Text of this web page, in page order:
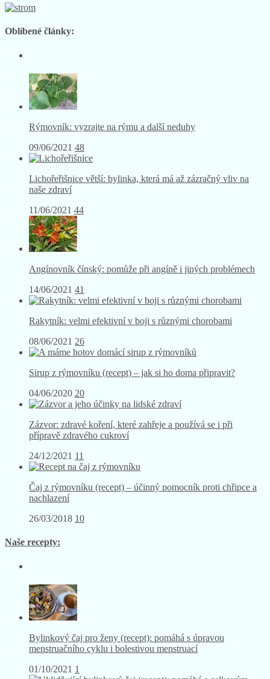
YouTube
Rýmovník: vyzrajte na rýmu a další neduhy
09/06/2021 48
Lichořeřišnice větší: bylinka, která má až zázračný vliv na
naše zdraví
11/06/2021 44
Angínovník čínský: pomůže při angíně i jiných problémech
14/06/2021 41
Rakytník: velmi efektivní v boji s různými chorobami
08/06/2021 26
Sirup z rýmovníku (recept) – jak si ho doma připravit?
04/06/2020 20
Zázvor: zdravé koření, které zahřeje a používá se i při
přípravě zdravého cukroví
24/12/2021 11
Čaj z rýmovníku (recept) – účinný pomocník proti chřipce a
nachlazení
Bylinkový čaj pro ženy (recept): pomáhá s úpravou
menstruačního cyklu i bolestivou menstruací